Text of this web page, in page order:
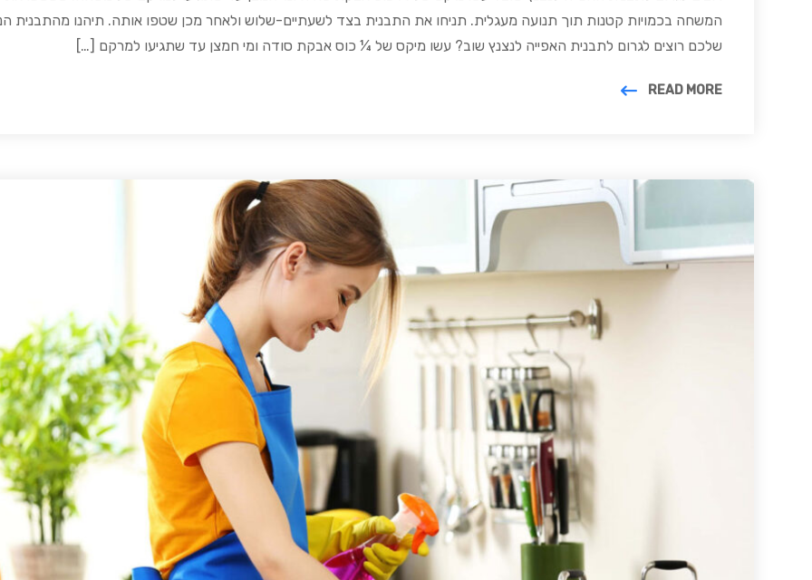
המשחה בכמויות קטנות תוך תנועה מעגלית. תניחו את התבנית בצד לשעתיים-שלוש ולאחר מכן שטפו אותה. תיהנו מהתבנית
שלכם רוצים לגרום לתבנית האפייה לנצנץ שוב? עשו מיקס של ¼ כוס אבקת סודה ומי חמצן עד שתגיעו למרקם […]
READ MORE